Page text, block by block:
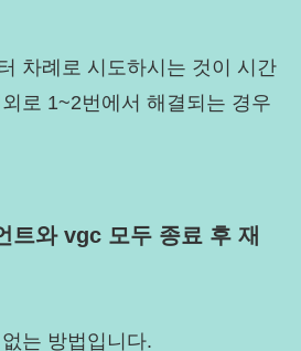
차례로 시도하시는 것이 시간
로 1~2번에서 해결되는 경우
트와 vgc 모두 종료 후 재
는 방법입니다.